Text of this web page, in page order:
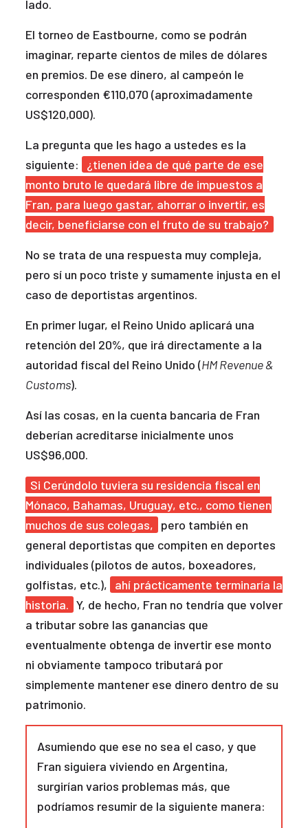
lado.
El torneo de Eastbourne, como se podrán
imaginar, reparte cientos de miles de dólares
en premios. De ese dinero, al campeón le
corresponden €110,070 (aproximadamente
US$120,000).
La pregunta que les hago a ustedes es la
siguiente:
¿tienen idea de qué parte de ese
monto bruto le quedará libre de impuestos a
Fran, para luego gastar, ahorrar o invertir, es
decir, beneficiarse con el fruto de su trabajo?
No se trata de una respuesta muy compleja,
pero sí un poco triste y sumamente injusta en el
caso de deportistas argentinos.
En primer lugar, el Reino Unido aplicará una
retención del 20%, que irá directamente a la
autoridad fiscal del Reino Unido (HM Revenue &
Customs).
Así las cosas, en la cuenta bancaria de Fran
deberían acreditarse inicialmente unos
US$96,000.
Si Cerúndolo tuviera su residencia fiscal en
Mónaco, Bahamas, Uruguay, etc., como tienen
muchos de sus colegas, pero también en
general deportistas que compiten en deportes
individuales (pilotos de autos, boxeadores,
golfistas, etc.), ahí prácticamente terminaría la
historia. Y, de hecho, Fran no tendría que volver
a tributar sobre las ganancias que
eventualmente obtenga de invertir ese monto
ni obviamente tampoco tributará por
simplemente mantener ese dinero dentro de su
patrimonio.
Asumiendo que ese no sea el caso, y que
Fran siguiera viviendo en Argentina,
surgirían varios problemas más, que
podríamos resumir de la siguiente manera: